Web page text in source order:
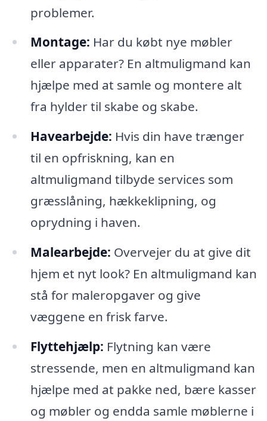
problemer.
Montage: Har du købt nye møbler
eller apparater? En altmuligmand kan
hjælpe med at samle og montere alt
fra hylder til skabe og skabe.
Havearbejde: Hvis din have trænger
til en opfriskning, kan en
altmuligmand tilbyde services som
græsslåning, hækkeklipning, og
oprydning i haven.
Malearbejde: Overvejer du at give dit
hjem et nyt look? En altmuligmand kan
stå for maleropgaver og give
væggene en frisk farve.
Flyttehjælp: Flytning kan være
stressende, men en altmuligmand kan
hjælpe med at pakke ned, bære kasser
og møbler og endda samle møblerne i